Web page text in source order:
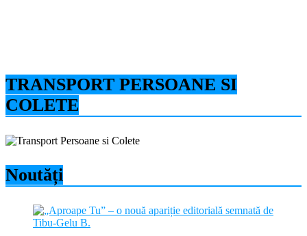
TRANSPORT PERSOANE SI
COLETE
Noutăți